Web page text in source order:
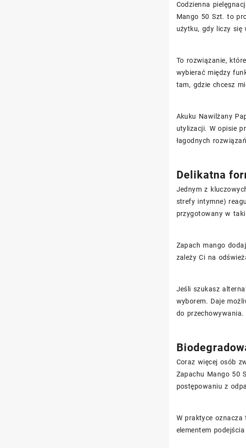
Codzienna
Mango 50 Szt. to
użytku, gdy liczy się
To rozwiązanie,
wybierać między
tam, gdzie chcesz
Akuku Nawilżany
utylizacji. W opisie
łagodnych
Delikatna
Jednym z
strefy intymne)
przygotowany w
Zapach mango
zależy Ci na
Jeśli szukasz
wyborem. Daje
do przechowywania.
Coraz więcej osób
Zapachu Mango 50
postępowaniu z
W praktyce
elementem